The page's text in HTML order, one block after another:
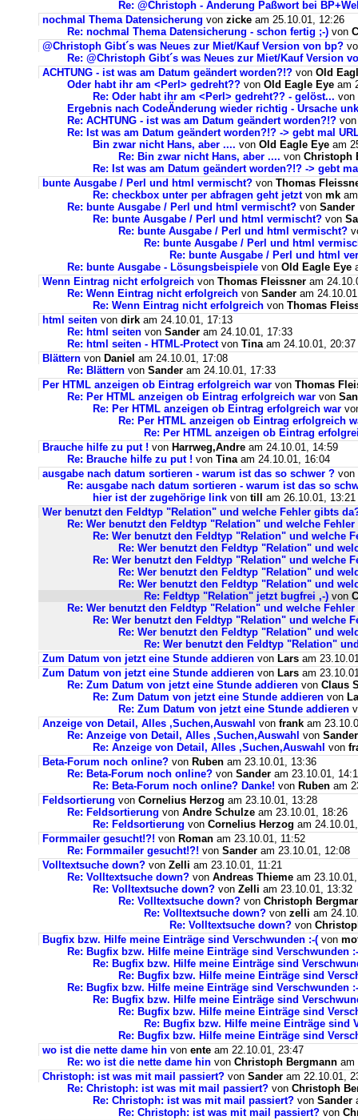
Re: @Christoph - Änderung Paßwort bei
nochmal Thema Datensicherung von zicke am 25.10.01, 12:26
Re: nochmal Thema Datensicherung - schon fertig ;-) von
@Christoph Gibt´s was Neues zur Miet/Kauf Version von bp?
Re: @Christoph Gibt´s was Neues zur Miet/Kauf Version
ACHTUNG - ist was am Datum geändert worden?!? von Old
Oder habt ihr am <Perl> gedreht?? von Old Eagle Eye am
Re: Oder habt ihr am <Perl> gedreht?? - gelöst... von
Ergebnis nach CodeÄnderung wieder richtig - Ursache
Re: ACHTUNG - ist was am Datum geändert worden?!?
Re: Ist was am Datum geändert worden?!? -> gebt mal
Bin zwar nicht Hans, aber .... von Old Eagle Eye am
Re: Bin zwar nicht Hans, aber .... von Christoph
Re: Ist was am Datum geändert worden?!? -> gebt
bunte Ausgabe / Perl und html vermischt? von Thomas
Re: checkbox unter per abfragen geht jetztvon mk
Re: bunte Ausgabe / Perl und html vermischt? von Sander
Re: bunte Ausgabe / Perl und html vermischt? von
Re: bunte Ausgabe / Perl und html vermischt?
Re: bunte Ausgabe / Perl und html
Re: bunte Ausgabe / Perl und html
Re: bunte Ausgabe - Lösungsbeispiele von Old Eagle Eye
Wenn Eintrag nicht erfolgreich von Thomas Fleissner am
Re: Wenn Eintrag nicht erfolgreich von Sander am
Re: Wenn Eintrag nicht erfolgreich von Thomas
html seiten von dirk am 24.10.01, 17:13
Re: html seiten von Sander am 24.10.01, 17:33
Re: html seiten - HTML-Protectvon Tinaam 24.10.01, 20:37
Blättern von Daniel am 24.10.01, 17:08
Re: Blättern von Sander am 24.10.01, 17:33
Per HTML anzeigen ob Eintrag erfolgreich war von Thomas
Re: Per HTML anzeigen ob Eintrag erfolgreich war von
Re: Per HTML anzeigen ob Eintrag erfolgreich war
Re: Per HTML anzeigen ob Eintrag erfolgreich
Re: Per HTML anzeigen ob Eintrag
Brauche hilfe zu put ! von Harrweg,Andre am 24.10.01, 14:59
Re: Brauche hilfe zu put ! von Tinaam 24.10.01, 16:04
ausgabe nach datum sortieren - warum ist das so schwer ? von
Re: ausgabe nach datum sortieren - warum ist das so
hier ist der zugehörige link von till
am 26.10.01, 13:21
Wer benutzt den Feldtyp "Relation" und welche Fehler gibts
Re: Wer benutzt den Feldtyp "Relation" und welche
Re: Wer benutzt den Feldtyp "Relation" und welche
Re: Wer benutzt den Feldtyp "Relation" und
Re: Wer benutzt den Feldtyp "Relation" und welche
Re: Wer benutzt den Feldtyp "Relation" und
Re: Wer benutzt den Feldtyp "Relation" und
Re: Feldtyp "Relation" jetzt bugfrei ,-) von
Re: Wer benutzt den Feldtyp "Relation" und welche
Re: Wer benutzt den Feldtyp "Relation" und welche
Re: Wer benutzt den Feldtyp "Relation" und
Re: Wer benutzt den Feldtyp "Relation"
Zum Datum von jetzt eine Stunde addieren von Lars am
Zum Datum von jetzt eine Stunde addieren von Lars am
Re: Zum Datum von jetzt eine Stunde addieren von Claus
Re: Zum Datum von jetzt eine Stunde addieren von
Re: Zum Datum von jetzt eine Stunde addieren
Anzeige von Detail, Alles ,Suchen,Auswahl von frank am
Re: Anzeige von Detail, Alles ,Suchen,Auswahl von Sander
Re: Anzeige von Detail, Alles ,Suchen,Auswahl von
Beta-Forum noch online? von Ruben am 23.10.01, 13:36
Re: Beta-Forum noch online? von Sander am 23.10.01,
Re: Beta-Forum noch online? Danke! von Ruben am
Feldsortierung von Cornelius Herzog am 23.10.01, 13:28
Re: Feldsortierung von Andre Schulze am 23.10.01, 18:26
Re: Feldsortierung von Cornelius Herzog am
Formmailer gesucht!?! von Roman am 23.10.01, 11:52
Re: Formmailer gesucht!?! von Sander am 23.10.01, 12:08
Volltextsuche down? von Zelli am 23.10.01, 11:21
Re: Volltextsuche down? von Andreas Thieme am
Re: Volltextsuche down? von Zelli am 23.10.01, 13:32
Re: Volltextsuche down? von Christoph
Re: Volltextsuche down? von zelli am
Re: Volltextsuche down? von
Bugfix bzw. Hilfe meine Einträge sind Verschwunden :-( von
Re: Bugfix bzw. Hilfe meine Einträge sind Verschwunden
Re: Bugfix bzw. Hilfe meine Einträge sind
Re: Bugfix bzw. Hilfe meine Einträge sind
Re: Bugfix bzw. Hilfe meine Einträge sind Verschwunden
Re: Bugfix bzw. Hilfe meine Einträge sind
Re: Bugfix bzw. Hilfe meine Einträge sind
Re: Bugfix bzw. Hilfe meine Einträge sind
Re: Bugfix bzw. Hilfe meine Einträge sind
wo ist die nette dame hin von ente am 22.10.01, 23:47
Re: wo ist die nette dame hin von Christoph Bergmann am
Christoph: ist was mit mail passiert? von Sander am 22.10.01,
Re: Christoph: ist was mit mail passiert? von Christoph
Re: Christoph: ist was mit mail passiert? von Sander
Re: Christoph: ist was mit mail passiert? von